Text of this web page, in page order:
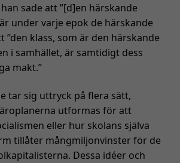
sade att ”[d]en härskande
under varje epok de härskande
”den klass, som är den härskande
i samhället, är samtidigt dess
makt.”
tar sig uttryck på flera sätt,
utformas för att
eller hur skolans själva
tillåter mångmiljonvinster för de
Dessa idéer och